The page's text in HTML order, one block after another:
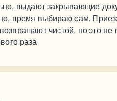
выдают закрывающие
время выбираю сам.
чистой, но это не
раза